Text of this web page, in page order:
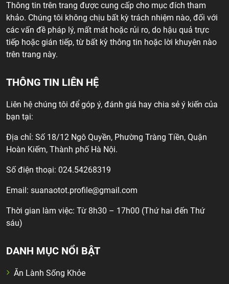
Thông tin trên trang được cung cấp cho mục đích tham
khảo. Chúng tôi không chịu bất kỳ trách nhiệm nào, đối với
các vấn đề pháp lý, mất mát hoặc rủi ro, do hậu quả trực
tiếp hoặc gián tiếp, từ bất kỳ thông tin hoặc lời khuyên nào
trên trang này.
THÔNG TIN LIÊN HỆ
Liên hệ chúng tôi để góp ý, đánh giá hay chia sẻ ý kiến của
bạn tại:
Địa chỉ: Số 18/12 Ngô Quyền, Phường Tràng Tiền, Quận
Hoàn Kiếm, Thành phố Hà Nội.
Số điện thoại: 024.54268319
Email: suanaotot.profile@gmail.com
Thời gian làm việc: Từ 8h30 – 17h00 (Thứ hai đến Thứ
sáu)
DANH MỤC NỔI BẬT
Ăn Lành Sống Khỏe